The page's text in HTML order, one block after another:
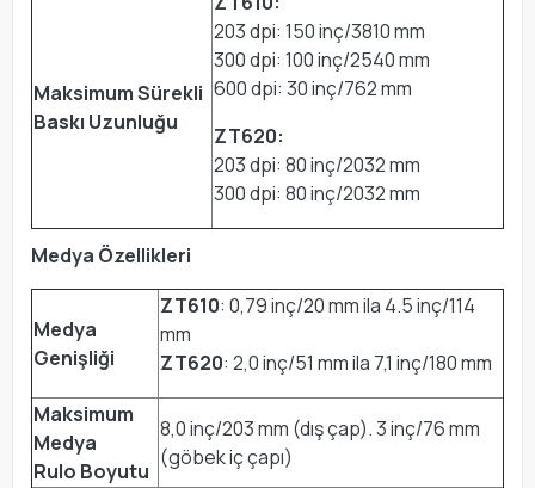
Maksimum Sürekli
Baskı Uzunluğu
203 dpi: 150 inç/3810 mm
300 dpi: 100 inç/2540 mm
600 dpi: 30 inç/762 mm
ZT620:
203 dpi: 80 inç/2032 mm
300 dpi: 80 inç/2032 mm
Medya Özellikleri
Medya
Genişliği
ZT610: 0,79 inç/20 mm ila 4.5 inç/114
mm
ZT620: 2,0 inç/51 mm ila 7,1 inç/180 mm
Maksimum
Medya
Rulo Boyutu
8,0 inç/203 mm (dış çap). 3 inç/76 mm
(göbek iç çapı)